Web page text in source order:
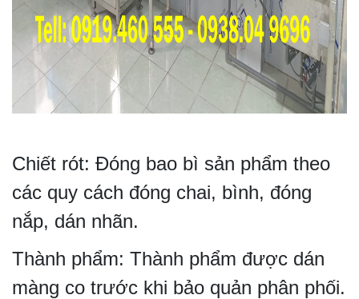
Chiết rót: Đóng bao bì sản phẩm theo
các quy cách đóng chai, bình, đóng
nắp, dán nhãn.
Thành phẩm: Thành phẩm được dán
màng co trước khi bảo quản phân phối.